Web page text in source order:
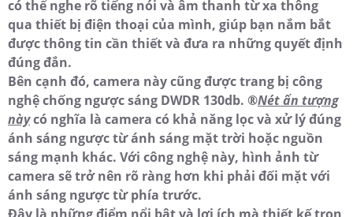
có thể nghe rõ tiếng nói và âm thanh từ xa thông
qua thiết bị điện thoại của mình, giúp bạn nắm bắt
được thông tin cần thiết và đưa ra những quyết định
đúng đắn.
Bên cạnh đó, camera này cũng được trang bị công
nghệ chống ngược sáng DWDR 130db. ®️Nét ấn tượng
nàycó nghĩa là camera có khả năng lọc và xử lý đúng
ánh sáng ngược từ ánh sáng mặt trời hoặc nguồn
sáng mạnh khác. Với công nghệ này, hình ảnh từ
camera sẽ trở nên rõ ràng hơn khi phải đối mặt với
ánh sáng ngược từ phía trước.